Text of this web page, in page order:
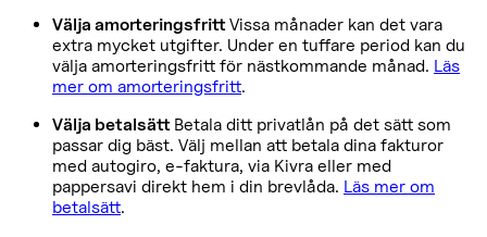
Välja amorteringsfrittVissa månader kan det vara
extra mycket utgifter. Under en tuffare period kan du
välja amorteringsfritt för nästkommande månad. Läs
mer om amorteringsfritt.
Välja betalsätt Betala ditt privatlån på det sätt som
passar dig bäst. Välj mellan att betala dina fakturor
med autogiro, e-faktura, via Kivra eller med
pappersavi direkt hem i din brevlåda. Läs mer om
betalsätt.